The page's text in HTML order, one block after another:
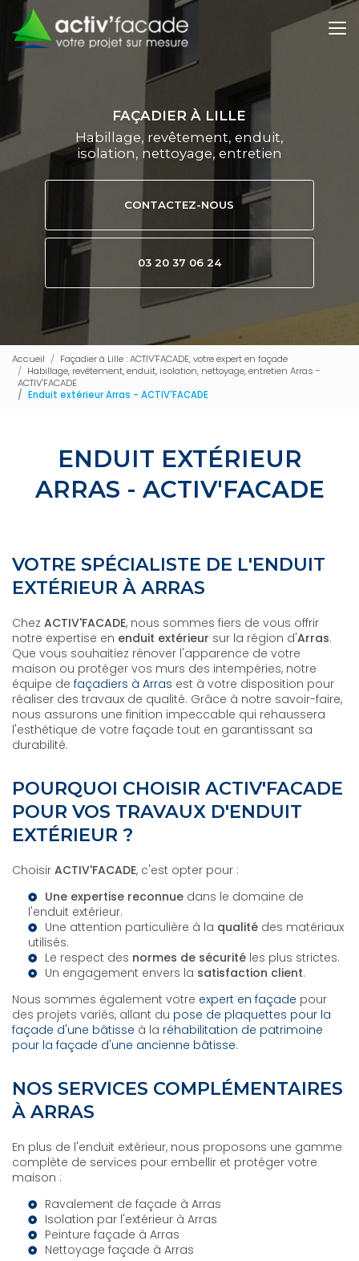
contenu
principal
FAÇADIER À LILLE
Habillage, revêtement, enduit,
isolation, nettoyage, entretien
CONTACTEZ-NOUS
03 20 37 06 24
Accueil
Façadier à Lille : ACTIV'FACADE, votre expert en façade
Habillage, revêtement, enduit, isolation, nettoyage, entretien Arras -
ACTIV'FACADE
Enduit extérieur Arras - ACTIV'FACADE
ENDUIT EXTÉRIEUR
ARRAS - ACTIV'FACADE
VOTRE SPÉCIALISTE DE L'ENDUIT
EXTÉRIEUR À ARRAS
Chez ACTIV'FACADE, nous sommes fiers de vous offrir
notre expertise en enduit extérieur sur la région d'Arras.
Que vous souhaitiez rénover l'apparence de votre
maison ou protéger vos murs des intempéries, notre
équipe de façadiers à Arras est à votre disposition pour
réaliser des travaux de qualité. Grâce à notre savoir-faire,
nous assurons une finition impeccable qui rehaussera
l'esthétique de votre façade tout en garantissant sa
durabilité.
POURQUOI CHOISIR ACTIV'FACADE
POUR VOS TRAVAUX D'ENDUIT
EXTÉRIEUR ?
Choisir ACTIV'FACADE, c'est opter pour :
Une expertise reconnue dans le domaine de
l'enduit extérieur.
Une attention particulière à la qualité des matériaux
utilisés.
Le respect des normes de sécurité les plus strictes.
Un engagement envers la satisfaction client.
Nous sommes également votre expert en façade pour
des projets variés, allant du pose de plaquettes pour la
façade d'une bâtisse à la réhabilitation de patrimoine
pour la façade d'une ancienne bâtisse.
NOS SERVICES COMPLÉMENTAIRES
À ARRAS
En plus de l'enduit extérieur, nous proposons une gamme
complète de services pour embellir et protéger votre
maison :
Ravalement de façade à Arras
Isolation par l'extérieur à Arras
Peinture façade à Arras
Nettoyage façade à Arras